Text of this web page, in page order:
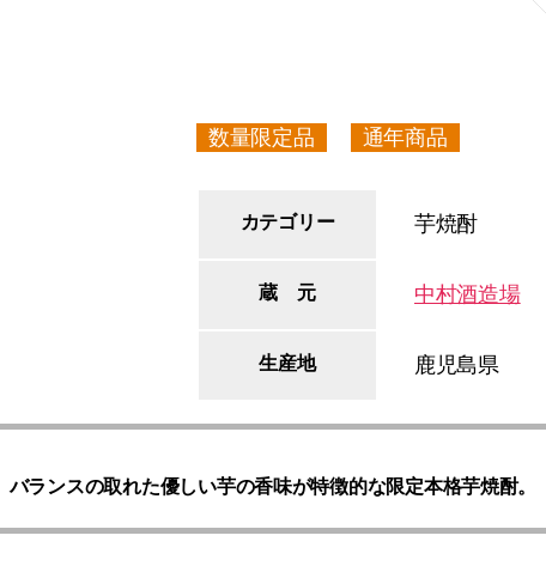
数量限定品 通年商品
カテゴリー 芋焼酎
蔵 元 中村酒造場
生産地 鹿児島県
バランスの取れた優しい芋の香味が特徴的な限定本格芋焼酎。